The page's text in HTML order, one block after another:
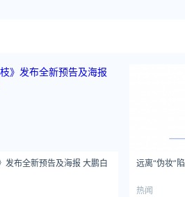
发布全新预告及海报 大鹏白
远离“伪妆”
热闻